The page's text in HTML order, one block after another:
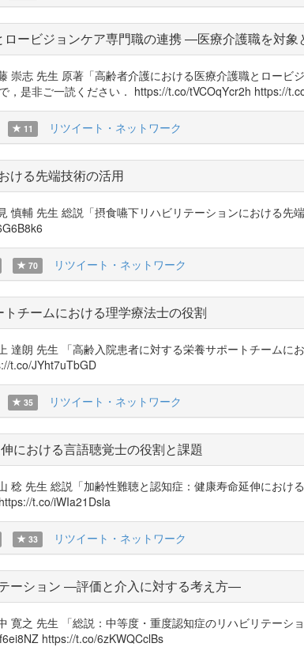
ロービジョンケア専門職の連携 ―医療介護職を対
崇志 先生 原著「高齢者介護における医療介護職とロー
是非ご一読ください． https://t.co/tVCOqYcr2h https://
11 リツイート・ネットワーク
ける先端技術の活用
慎輔 先生 総説「摂食嚥下リハビリテーションにおける先
70 リツイート・ネットワーク
チームにおける理学療法士の役割
達朗 先生 「高齢入院患者に対する栄養サポートチームに
t.co/JYht7uTbGD
35 リツイート・ネットワーク
における言語聴覚士の役割と課題
稔 先生 総説「加齢性難聴と認知症：健康寿命延伸におけ
t.co/iWIa21Dsla
33 リツイート・ネットワーク
ーション ―評価と介入に対する考え方―
寛之 先生 「総説：中等度・重度認知症のリハビリテーシ
https://t.co/6zKWQCclBs